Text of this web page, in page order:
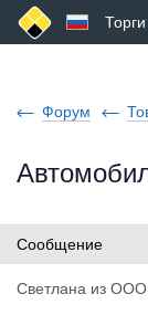
Торги
Форум
Сообщение
Светлана из ООО